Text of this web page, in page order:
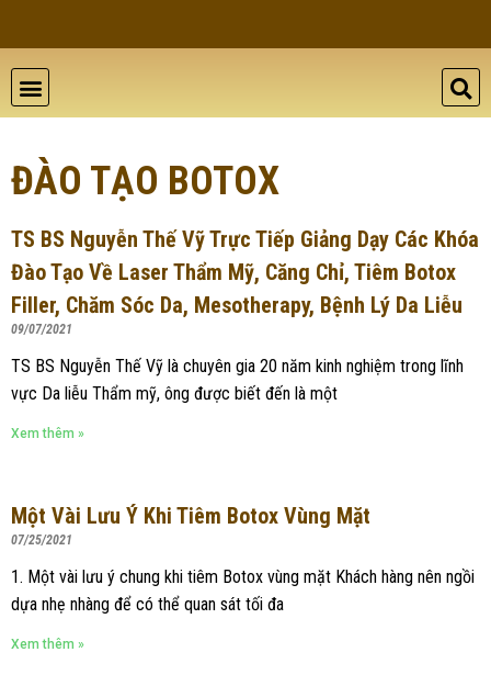
ĐÀO TẠO BOTOX
TS BS Nguyễn Thế Vỹ Trực Tiếp Giảng Dạy Các Khóa
Đào Tạo Về Laser Thẩm Mỹ, Căng Chỉ, Tiêm Botox
Filler, Chăm Sóc Da, Mesotherapy, Bệnh Lý Da Liễu
09/07/2021
TS BS Nguyễn Thế Vỹ là chuyên gia 20 năm kinh nghiệm trong lĩnh
vực Da liễu Thẩm mỹ, ông được biết đến là một
Xem thêm »
Một Vài Lưu Ý Khi Tiêm Botox Vùng Mặt
07/25/2021
1. Một vài lưu ý chung khi tiêm Botox vùng mặt Khách hàng nên ngồi
dựa nhẹ nhàng để có thể quan sát tối đa
Xem thêm »